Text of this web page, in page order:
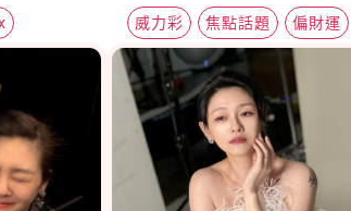
威力彩 焦點話題 偏財運